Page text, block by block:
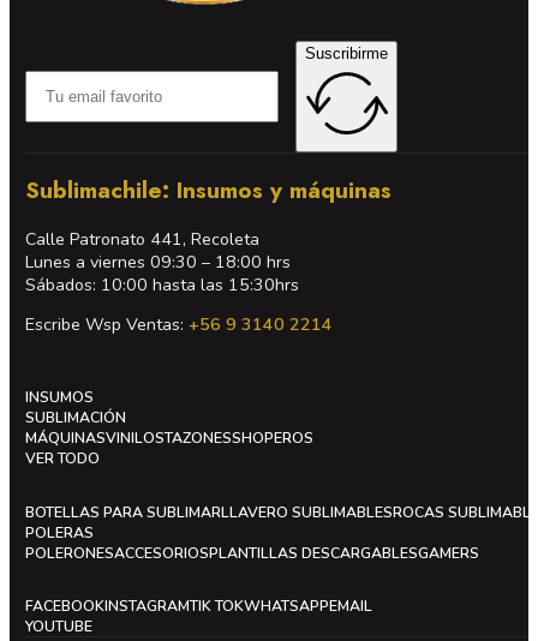
Suscribirme
Sublimachile: Insumos y máquinas
Calle Patronato 441, Recoleta
Lunes a viernes 09:30 – 18:00 hrs
Sábados: 10:00 hasta las 15:30hrs
Escribe Wsp Ventas:+56 9 3140 2214
INSUMOS
SUBLIMACIÓN
MÁQUINASVINILOSTAZONESSHOPEROS
VER TODO
BOTELLAS PARA SUBLIMARLLAVERO SUBLIMABLESROCAS
POLERAS
POLERONESACCESORIOSPLANTILLAS DESCARGABLESGAMERS
FACEBOOKINSTAGRAMTIK TOKWHATSAPPEMAIL
YOUTUBE